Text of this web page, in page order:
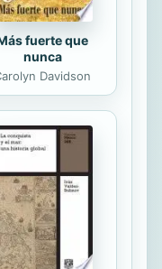
fuerte que
nunca
Davidson